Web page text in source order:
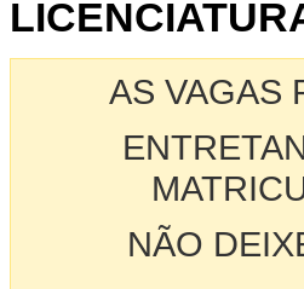
AS VAGAS
NÃO